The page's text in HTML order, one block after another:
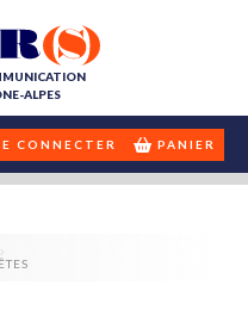
ALPES
CONNECTER PANIER